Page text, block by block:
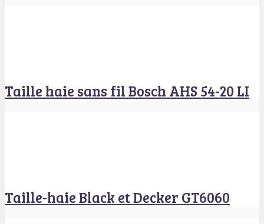
Taille haie sans fil Bosch AHS 54-20 LI
Taille-haie Black et Decker GT6060